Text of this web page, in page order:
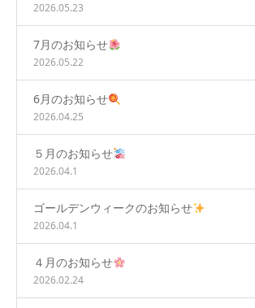
2026.05.23
7月のお知らせ
2026.05.22
6月のお知らせ
2026.04.25
５月のお知らせ
2026.04.1
ゴールデンウィークのお知らせ
2026.04.1
４月のお知らせ
2026.02.24